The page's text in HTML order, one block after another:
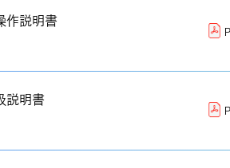
作説明書
説明書